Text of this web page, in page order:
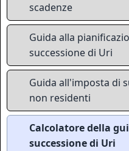
scadenze
Guida alla
successione di Uri
Guida all'imposta di
non residenti
Calcolatore della
successione di Uri